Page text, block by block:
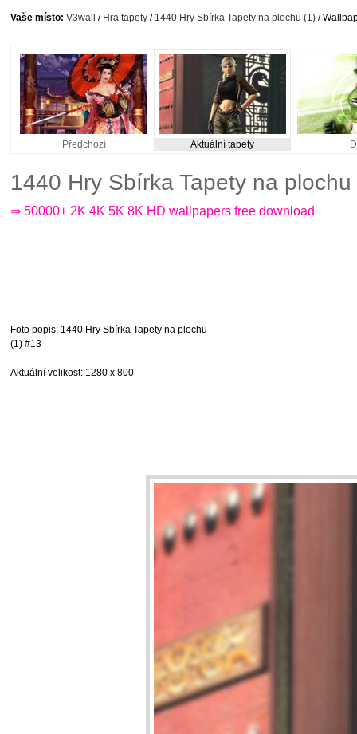
Vaše místo: V3wall / Hra tapety / 1440 Hry Sbírka Tapety na plochu (1) /
Předchozí Aktuální tapety
1440 Hry Sbírka Tapety na
⇒ 50000+ 2K 4K 5K 8K HD wallpapers free download
Foto popis: 1440 Hry Sbírka Tapety na plochu
(1) #13
Aktuální velikost: 1280 x 800